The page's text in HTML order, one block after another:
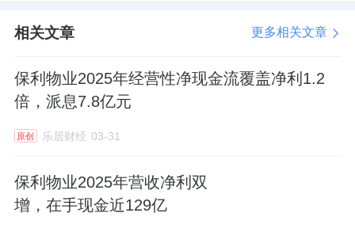
来源：克而瑞物管
相关文章 更多相关文章
保利物业2025年经营性净现金流覆盖净利1.2
倍，派息7.8亿元
原创 乐居财经 03-31
保利物业2025年营收净利双
增，在手现金近129亿